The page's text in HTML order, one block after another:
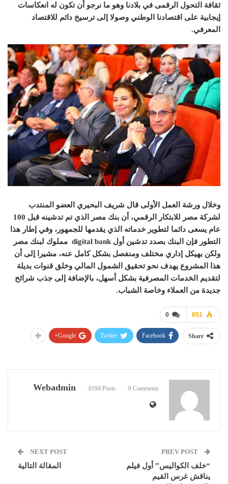
ثقافة التحول الرقمى في بلادنا وهو ما نرجو أن تكون له انعكاسات
إيجابية على اقتصادنا الوطني وصولا إلى ترسيخ دائم للاقتصاد
المعرفي.
وخلال ورشة العمل الأولى قال شريف البحيري العضو المنتدب
لشركة مصر للابتكار الرقمي، أن بنك مصر الذي تم تدشينه قبل 100
عام يسعى دائما لتطوير خدماته الذي يقدمها للجمهور، وفي إطار هذا
التطور فإن البنك بصدد تدشين أول digital bank
مملوك لبنك مصر
ولكن بهيكل إداري مختلف ومنفصل بشكل كامل عنه، مشيرا إلى أن
هذا المشروع يهدف نحو تحقيق الشمول المالي وخلق قنوات بديلة
لتقديم الخدمات المصرفية بشكل أسهل، بالإضافة إلى جذب شرائح
جديدة من العملاء وخاصة الشباب.
0 851
Share
Facebook
Twitter
Google+
Webadmin 6194 Posts 0 Comments
“خلف الكواليس” أول فيلم
يناقش غرس القيم
NEXT POST
المقالة التالية